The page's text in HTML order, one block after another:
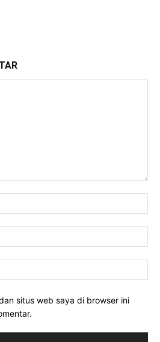
situs web saya di browser ini